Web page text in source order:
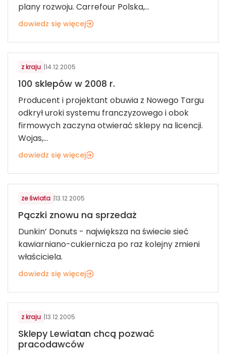
plany rozwoju. Carrefour Polska,...
dowiedz się więcej
MODA
z kraju |14.12.2005
100 sklepów w 2008 r.
Producent i projektant obuwia z Nowego Targu
odkrył uroki systemu franczyzowego i obok
firmowych zaczyna otwierać sklepy na licencji.
Wojas,...
dowiedz się więcej
ART. SPOŻYWCZE I FMCG
ze świata |13.12.2005
Pączki znowu na sprzedaż
Dunkin’ Donuts - największa na świecie sieć
kawiarniano-cukiernicza po raz kolejny zmieni
właściciela.
dowiedz się więcej
ART. SPOŻYWCZE I FMCG
z kraju |13.12.2005
Sklepy Lewiatan chcą pozwać
pracodawców